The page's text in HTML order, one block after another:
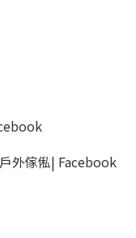
外傢俬| Facebook